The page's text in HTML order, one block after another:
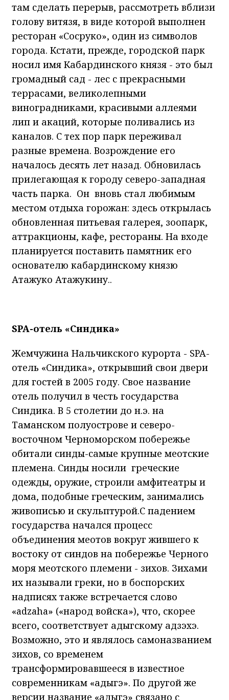
там сделать перерыв, рассмотреть вблизи
голову витязя, в виде которой выполнен
ресторан «Сосруко», один из символов
города. Кстати, прежде, городской парк
носил имя Кабардинского князя - это был
громадный сад - лес с прекрасными
террасами, великолепными
виноградниками, красивыми аллеями
лип и акаций, которые поливались из
каналов. С тех пор парк переживал
разные времена. Возрождение его
началось десять лет назад. Обновилась
прилегающая к городу северо-западная
часть парка. Он вновь стал любимым
местом отдыха горожан: здесь открылась
обновленная питьевая галерея, зоопарк,
аттракционы, кафе, рестораны. На входе
планируется поставить памятник его
основателю кабардинскому князю
Атажуко Атажукину..
SPA-отель «Синдика»
Жемчужина Нальчикского курорта - SPA-
отель «Синдика», открывший свои двери
для гостей в 2005 году. Свое название
отель получил в честь государства
Синдика. В 5 столетии до н.э. на
Таманском полуострове и северо-
восточном Черноморском побережье
обитали синды-самые крупные меотские
племена. Синды носили греческие
одежды, оружие, строили амфитеатры и
дома, подобные греческим, занимались
живописью и скульптурой.С падением
государства начался процесс
объединения меотов вокруг жившего к
востоку от синдов на побережье Черного
моря меотского племени - зихов. Зихами
их называли греки, но в боспорских
надписях также встречается слово
«adzaha» («народ войска»), что, скорее
всего, соответствует адыгскому адзэхэ.
Возможно, это и являлось самоназванием
зихов, со временем
трансформировавшееся в известное
современникам «адыгэ». По другой же
версии название «адыгэ» связано с